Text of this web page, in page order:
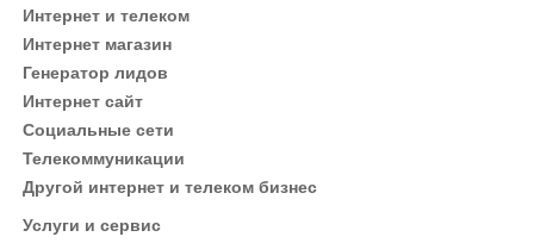
Интернет и телеком
Интернет магазин
Генератор лидов
Интернет сайт
Социальные сети
Телекоммуникации
Другой интернет и телеком бизнес
Услуги и сервис